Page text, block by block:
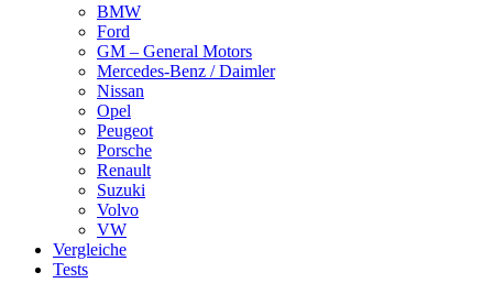
BMW
Ford
GM – General Motors
Mercedes-Benz / Daimler
Nissan
Opel
Peugeot
Porsche
Renault
Suzuki
Volvo
VW
Vergleiche
Tests